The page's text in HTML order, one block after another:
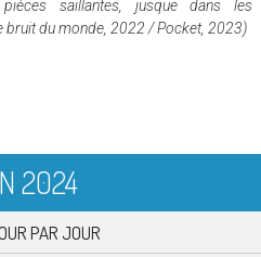
saillantes, jusque dans les
bruit du monde, 2022 / Pocket, 2023)
2024
PAR JOUR